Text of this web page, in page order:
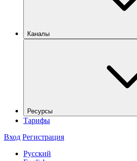
Каналы
Ресурсы
Тарифы
Вход Регистрация
Русский